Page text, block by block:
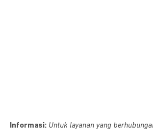
Informasi: Untuk layanan yang